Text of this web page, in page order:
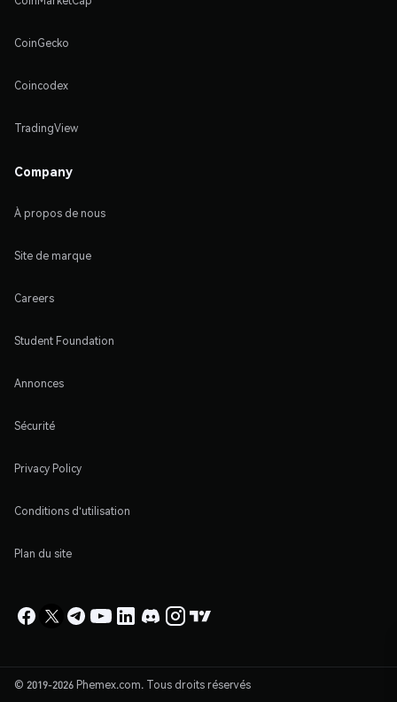
CoinGecko
Coincodex
TradingView
Company
À propos de nous
Site de marque
Careers
Student Foundation
Annonces
Sécurité
Privacy Policy
Conditions d'utilisation
Plan du site
© 2019-2026 Phemex.com. Tous droits réservés